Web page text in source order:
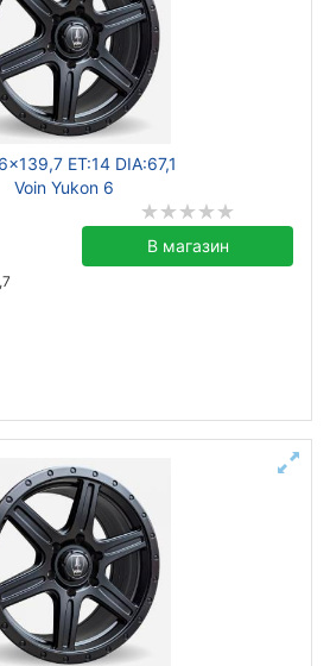
ET:14 DIA:67,1
Voin Yukon 6
В магазин